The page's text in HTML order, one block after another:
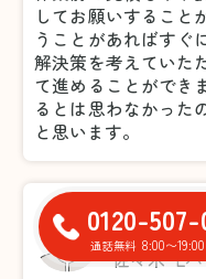
してお願いすること
うことがあればすぐ
解決策を考えていた
て進めることができ
るとは思わなかった
と思います。
川崎市
佐々木 L
0120-507-
通話無料 8:00〜19:00